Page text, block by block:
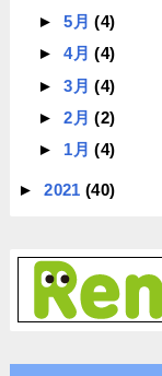
►5月(4)
►4月(4)
►3月(4)
►2月(2)
► 1月(4)
►2021(40)